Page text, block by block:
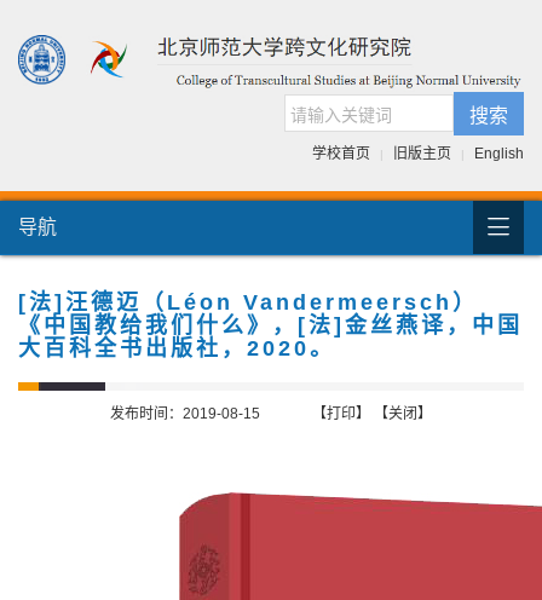
搜索
学校首页 | 旧版主页 | English
导航 
首页
国际交流
人才培养
[法]汪德迈（Léon Vandermeersch）
《中国教给我们什么》，[法]金丝燕译，中国
大百科全书出版社，2020。
发布时间：2019-08-15 【打印】 【关闭】